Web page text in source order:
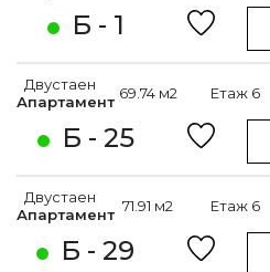
Б - 1
Б - 25
Двустаен
Апартамент 69.74 м2 Етаж 6
Б - 29
Двустаен
Апартамент 71.91 м2 Етаж 6